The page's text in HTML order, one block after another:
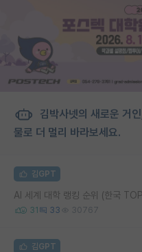
김박사넷의 새로운 거
물로 더 멀리 바라보세요.
김GPT
AI 세계 대학 랭킹 순위 (한국
31 33 30767
김GPT